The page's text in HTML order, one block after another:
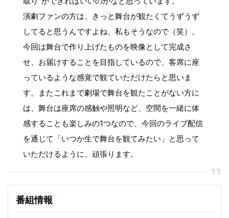
演劇ファンの方は、きっと舞台が観たくてうずうず
してると思うんですよね、私もそうなので（笑）。
今回は舞台で作り上げたものを映像として完成さ
せ、お届けすることを目指しているので、客席に座
っているような感覚で観ていただけたらと思いま
す。またこれまで劇場で舞台を観たことがない方に
は、舞台は座席の感触や照明など、空間を一緒に体
感することも楽しみの1つなので、今回のライブ配信
を通じて「いつか生で舞台を観てみたい」と思って
いただけるように、頑張ります。
番組情報